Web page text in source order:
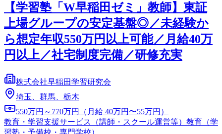
【学習塾「W早稲田ゼミ」教師】東証
上場グループの安定基盤◎／未経験か
ら想定年収550万円以上可能／月給40万
円以上／社宅制度完備／研修充実
株式会社早稲田学習研究会
埼玉、群馬、栃木
550万円～770万円（月給 40万円〜55万円）
教育・学習支援サービス（講師・スクール運営等） 教育（学
習塾・予備校・専門学校）